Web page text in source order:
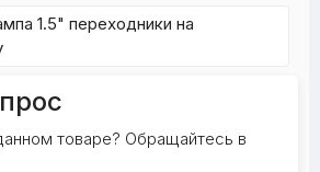
1.5" переходники на
товаре? Обращайтесь в